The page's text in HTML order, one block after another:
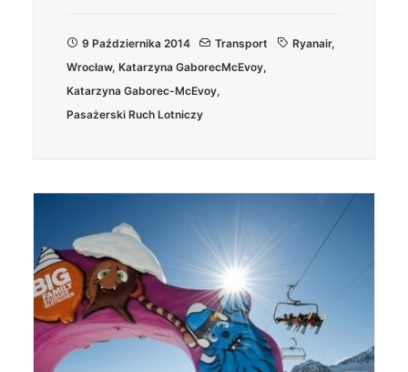
9 Października 2014 Transport Ryanair,
Wrocław, Katarzyna GaborecMcEvoy,
Katarzyna Gaborec-McEvoy,
Pasażerski Ruch Lotniczy